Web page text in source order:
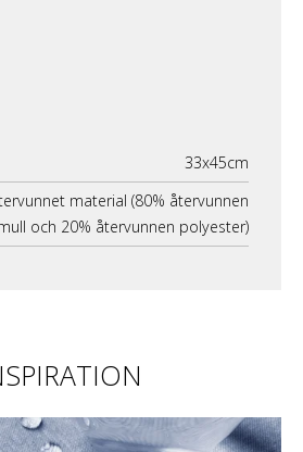
33x45cm
material (80% återvunnen
och 20% återvunnen polyester)